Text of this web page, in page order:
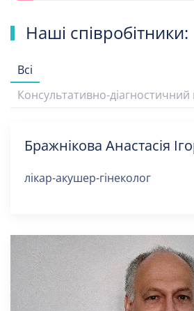
Наші співробітники:
Всі
Консультативно-діагностичний
Бражнікова Анастасія
лікар-акушер-гінеколог